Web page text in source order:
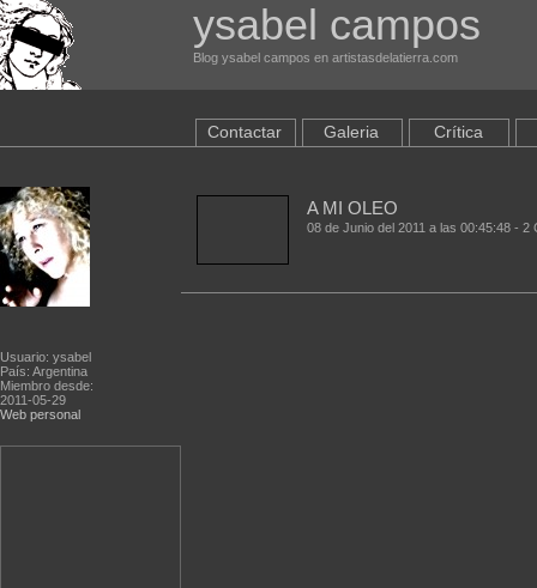
ysabel campos
Blog ysabel campos en artistasdelatierra.com
Usuario: ysabel
País: Argentina
Miembro desde:
2011-05-29
Web personal
Contactar Galeria Crítica
A MI OLEO
08 de Junio del 2011 a las 00:45:48 -